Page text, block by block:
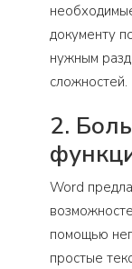
документу
нужным
сложностей.
2.
Word
помощью
простые